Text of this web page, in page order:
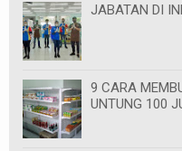
JABATAN DI
9 CARA
UNTUNG 100